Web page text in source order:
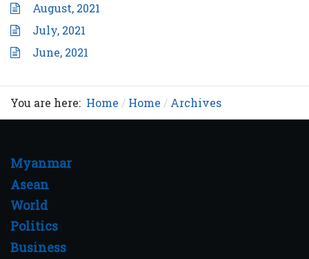
August, 2021
July, 2021
June, 2021
You are here: Home Home Archives
Myanmar
Asean
World
Politics
Business